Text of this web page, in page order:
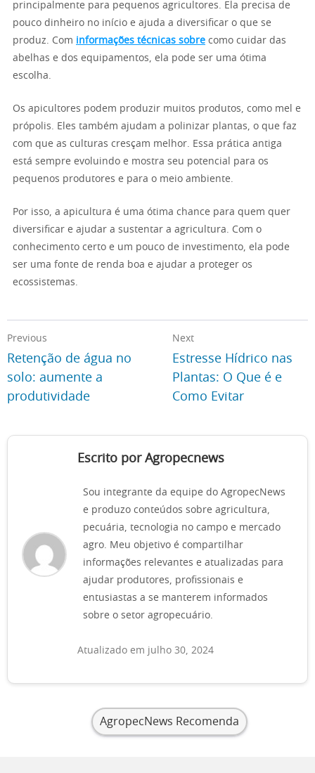
principalmente para pequenos agricultores. Ela precisa de
pouco dinheiro no início e ajuda a diversificar o que se
produz. Com informações técnicas sobre como cuidar das
abelhas e dos equipamentos, ela pode ser uma ótima
escolha.
Os apicultores podem produzir muitos produtos, como mel e
própolis. Eles também ajudam a polinizar plantas, o que faz
com que as culturas cresçam melhor. Essa prática antiga
está sempre evoluindo e mostra seu potencial para os
pequenos produtores e para o meio ambiente.
Por isso, a apicultura é uma ótima chance para quem quer
diversificar e ajudar a sustentar a agricultura. Com o
conhecimento certo e um pouco de investimento, ela pode
ser uma fonte de renda boa e ajudar a proteger os
ecossistemas.
Previous
Retenção de água no
solo: aumente a
produtividade
Next
Estresse Hídrico nas
Plantas: O Que é e
Como Evitar
Escrito por Agropecnews
Sou integrante da equipe do AgropecNews
e produzo conteúdos sobre agricultura,
pecuária, tecnologia no campo e mercado
agro. Meu objetivo é compartilhar
informações relevantes e atualizadas para
ajudar produtores, profissionais e
entusiastas a se manterem informados
sobre o setor agropecuário.
Atualizado em julho 30, 2024
AgropecNews Recomenda